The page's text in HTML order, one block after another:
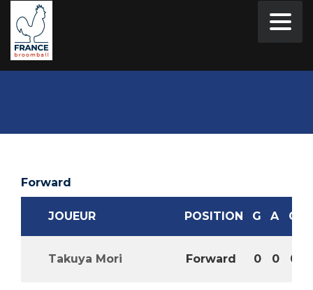
Forward
JOUEUR POSITION G A GA
Takuya Mori Forward 0 0 0